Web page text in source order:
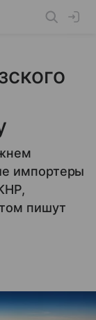
импортеры
пишут